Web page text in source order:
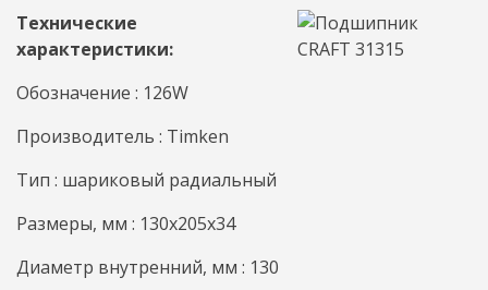
Технические
характеристики:
Обозначение : 126W
Производитель : Timken
Тип : шариковый радиальный
Размеры, мм : 130x205x34
Диаметр внутренний, мм : 130